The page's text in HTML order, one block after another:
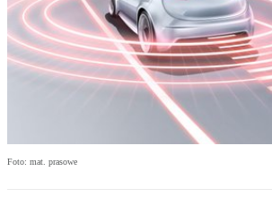
Foto: mat. prasowe